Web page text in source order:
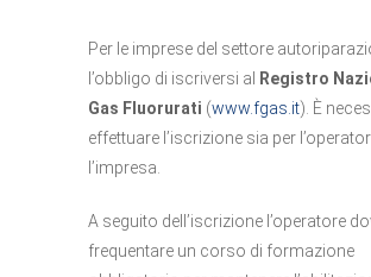
Per le imprese del settore
l’obbligo di iscriversi al
Registro
Gas Fluorurati (www.fgas.it). È
effettuare l’iscrizione sia per
l’impresa.
A seguito dell’iscrizione l’operatore
frequentare un corso di formazione